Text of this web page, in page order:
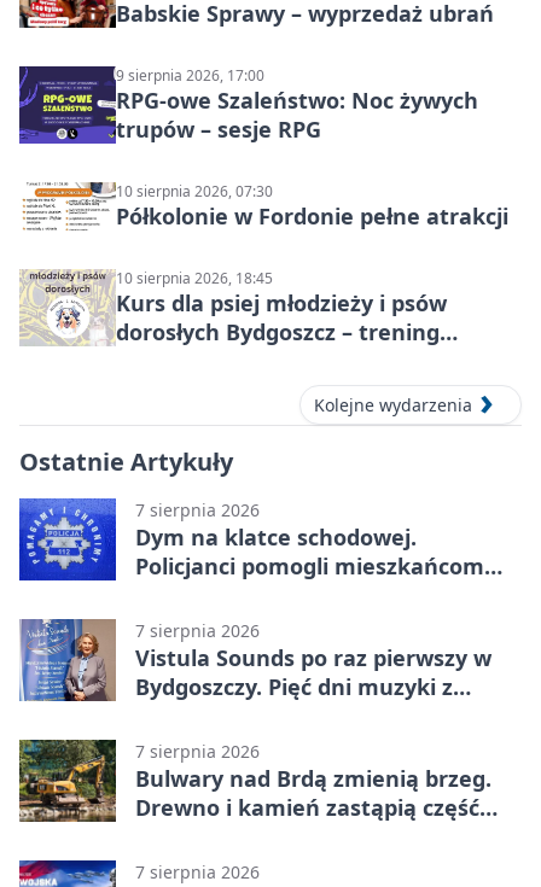
Babskie Sprawy – wyprzedaż ubrań
9 sierpnia 2026, 17:00
RPG-owe Szaleństwo: Noc żywych
trupów – sesje RPG
10 sierpnia 2026, 07:30
Półkolonie w Fordonie pełne atrakcji
10 sierpnia 2026, 18:45
Kurs dla psiej młodzieży i psów
dorosłych Bydgoszcz – trening
Kolejne wydarzenia
Ostatnie Artykuły
7 sierpnia 2026
Dym na klatce schodowej.
Policjanci pomogli mieszkańcom
7 sierpnia 2026
Vistula Sounds po raz pierwszy w
Bydgoszczy. Pięć dni muzyki z
7 sierpnia 2026
Bulwary nad Brdą zmienią brzeg.
Drewno i kamień zastąpią część
7 sierpnia 2026